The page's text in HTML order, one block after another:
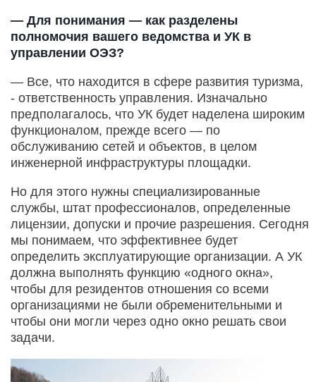
— Для понимания — как разделены
полномочия вашего ведомства и УК в
управлении ОЭЗ?
— Все, что находится в сфере развития туризма,
- ответственность управления. Изначально
предполагалось, что УК будет наделена широким
функционалом, прежде всего — по
обслуживанию сетей и объектов, в целом
инженерной инфраструктуры площадки.
Но для этого нужны специализированные
службы, штат профессионалов, определенные
лицензии, допуски и прочие разрешения. Сегодня
мы понимаем, что эффективнее будет
определить эксплуатирующие организации. А УК
должна выполнять функцию «одного окна»,
чтобы для резидентов отношения со всеми
организациями не были обременительными и
чтобы они могли через одно окно решать свои
задачи.